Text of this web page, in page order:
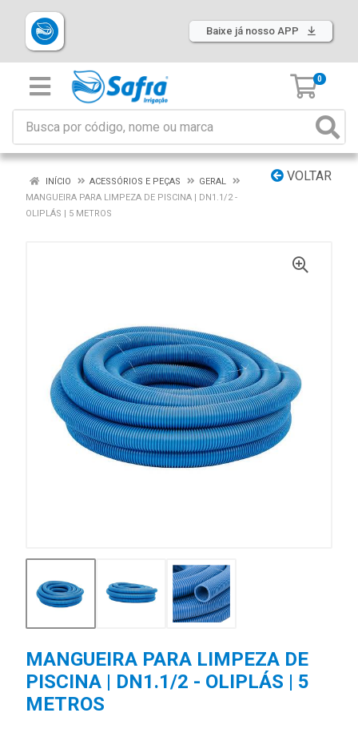
Baixe já nosso APP
0
VOLTAR
INÍCIO ACESSÓRIOS E PEÇAS
GERAL
MANGUEIRA PARA LIMPEZA DE PISCINA | DN1.1/2 -
OLIPLÁS | 5 METROS
MANGUEIRA PARA LIMPEZA DE
PISCINA | DN1.1/2 - OLIPLÁS | 5
METROS